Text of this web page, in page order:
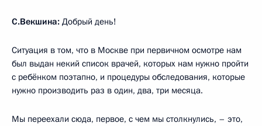
С.Векшина: Добрый день!
Ситуация в том, что в Москве при первичном осмотре нам
был выдан некий список врачей, которых нам нужно пройти
с ребёнком поэтапно, и процедуры обследования, которые
нужно производить раз в один, два, три месяца.
Мы переехали сюда, первое, с чем мы столкнулись, – это,